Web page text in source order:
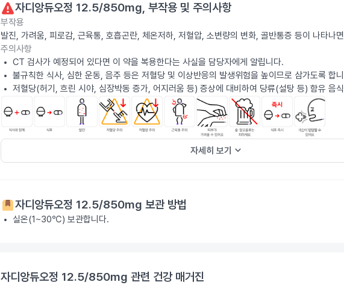
자디앙듀오정 12.5/850mg, 부작용 및 주의사항
부작용
발진, 가려움, 피로감, 근육통, 호흡곤란, 체온저하, 저혈압, 소변량의 변화, 골반통증 등이 나타나
주의사항
CT 검사가 예정되어 있다면 이 약을 복용한다는 사실을 담당자에게 알립니다.
불규칙한 식사, 심한 운동, 음주 등은 저혈당 및 이상반응의 발생위험을 높이므로 삼가도록 합
저혈당(허기, 흐린 시야, 심장박동 증가, 어지러움 등) 증상에 대비하여 당류(설탕 등) 함유 음
자세히 보기 keyboard_arrow_down
자디앙듀오정 12.5/850mg 보관 방법
실온(1~30℃) 보관합니다.
자디앙듀오정 12.5/850mg 관련 건강 매거진